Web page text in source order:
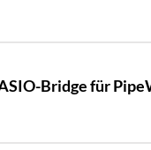
Bridge für